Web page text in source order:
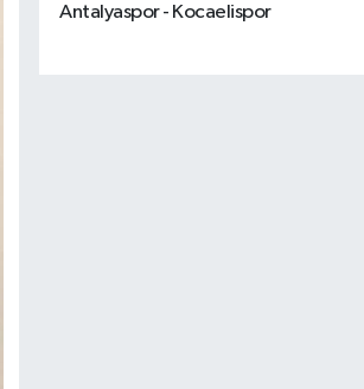
Antalyaspor - Kocaelispor